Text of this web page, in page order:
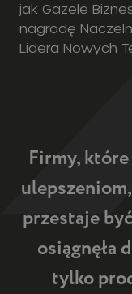
jak Gazele
nagrodę
Lidera Nowych
Firmy,
przestaje
osiągnęła
tylko